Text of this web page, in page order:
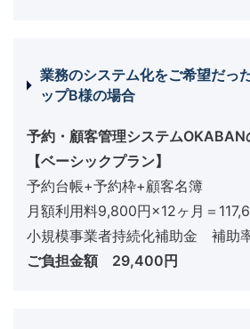
業務のシステム化をご希望だっ
ップB様の場合
予約・顧客管理システムOKABAN
【ベーシックプラン】
予約台帳+予約枠+顧客名簿
月額利用料9,800円×12ヶ月＝
小規模事業者持続化補助金 補
ご負担金額 29,400円